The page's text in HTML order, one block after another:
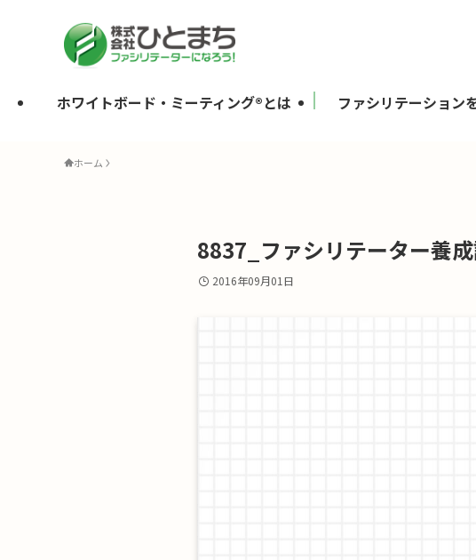
ホワイトボード・ミーティング®とは ファシリテーション
ホーム
8837_ファシリテーター養
2016年09月01日